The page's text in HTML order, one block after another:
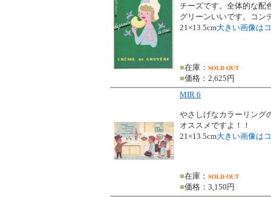
チーズです。全体的な配
グリーンいいです。コン
21×13.5cm大きい画像は
■在庫：
■価格：2,625円
MIR 6
やさしげなカラーリング
オススメですよ！！
21×13.5cm大きい画像は
■在庫：
■価格：3,150円